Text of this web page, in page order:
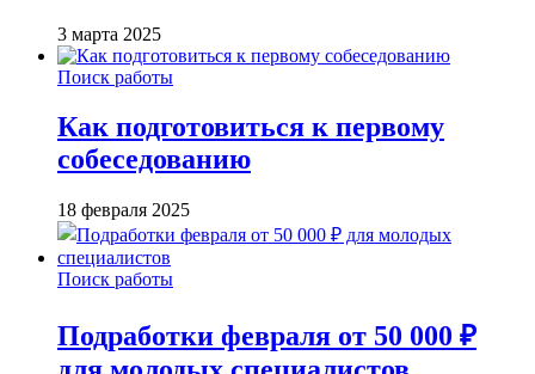
3 марта 2025
Поиск работы
Как подготовиться к первому
собеседованию
18 февраля 2025
Поиск работы
Подработки февраля от 50 000 ₽